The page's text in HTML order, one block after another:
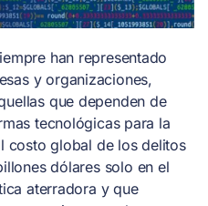
han representado
y organizaciones,
que dependen de
tecnológicas para la
costo global de los delitos
dólares solo en el
aterradora y que